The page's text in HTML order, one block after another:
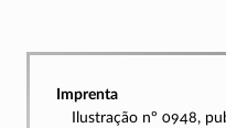
Imprenta
Ilustração nº 0948,